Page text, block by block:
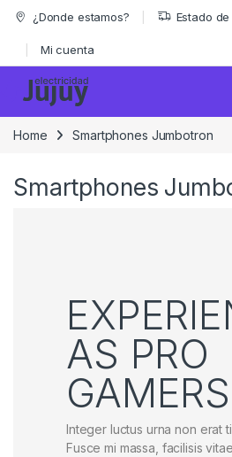
Skip to navigation
Skip to content
¿Donde estamos? Estado
Mi cuenta
Home Smartphones Jumbotron
Smartphones
AS PRO
GAMERS
Integer luctus urna non erat
Fusce mi massa, facilisis